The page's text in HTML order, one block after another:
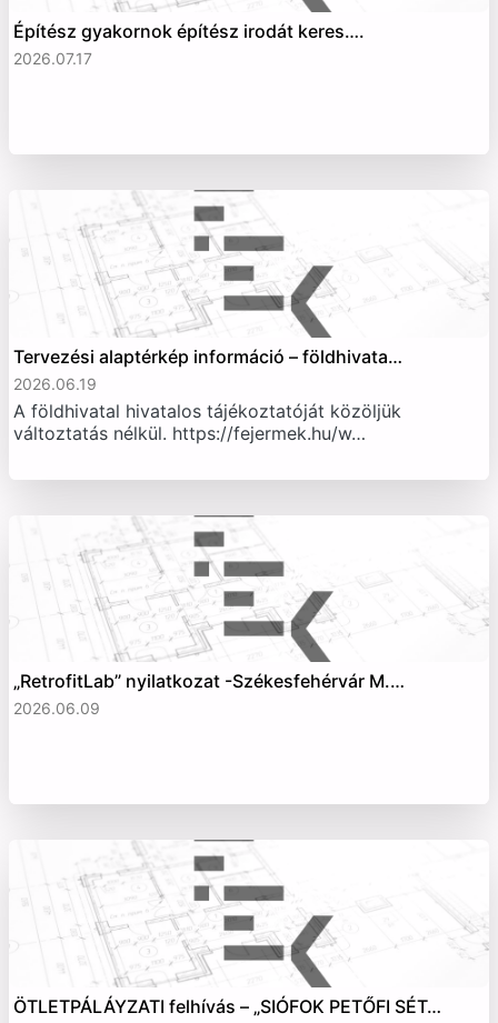
Építész gyakornok építész irodát keres….
2026.07.17
Tervezési alaptérkép információ – földhivata…
2026.06.19
A földhivatal hivatalos tájékoztatóját közöljük
változtatás nélkül. https://fejermek.hu/w…
„RetrofitLab” nyilatkozat -Székesfehérvár M.…
2026.06.09
ÖTLETPÁLÁYZATI felhívás – „SIÓFOK PETŐFI SÉT…